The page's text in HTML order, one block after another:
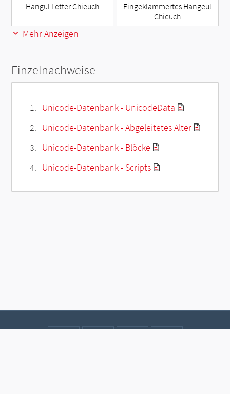
Hangul Letter Chieuch
Eingeklammertes Hangeul
Chieuch
Mehr Anzeigen
Einzelnachweise
Unicode-Datenbank - UnicodeData
Unicode-Datenbank - Abgeleitetes Alter
Unicode-Datenbank - Blöcke
Unicode-Datenbank - Scripts